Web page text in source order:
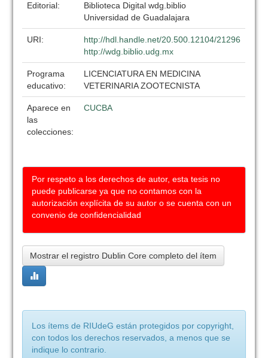
Editorial:
Biblioteca Digital wdg.biblio
Universidad de Guadalajara
URI:
http://hdl.handle.net/20.500.12104/21296
http://wdg.biblio.udg.mx
Programa
educativo:
LICENCIATURA EN MEDICINA
VETERINARIA ZOOTECNISTA
Aparece en
las
colecciones:
CUCBA
Por respeto a los derechos de autor, esta tesis no
puede publicarse ya que no contamos con la
autorización explícita de su autor o se cuenta con un
convenio de confidencialidad
Mostrar el registro Dublin Core completo del ítem
Los ítems de RIUdeG están protegidos por copyright,
con todos los derechos reservados, a menos que se
indique lo contrario.